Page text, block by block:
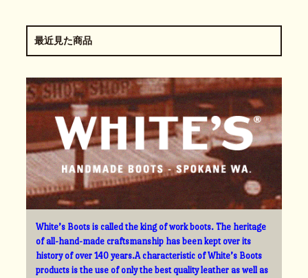
最近見た商品
White’s Boots is called the king of work boots. The heritage
of all-hand-made craftsmanship has been kept over its
history of over 140 years.A characteristic of White’s Boots
products is the use of only the best quality leather as well as